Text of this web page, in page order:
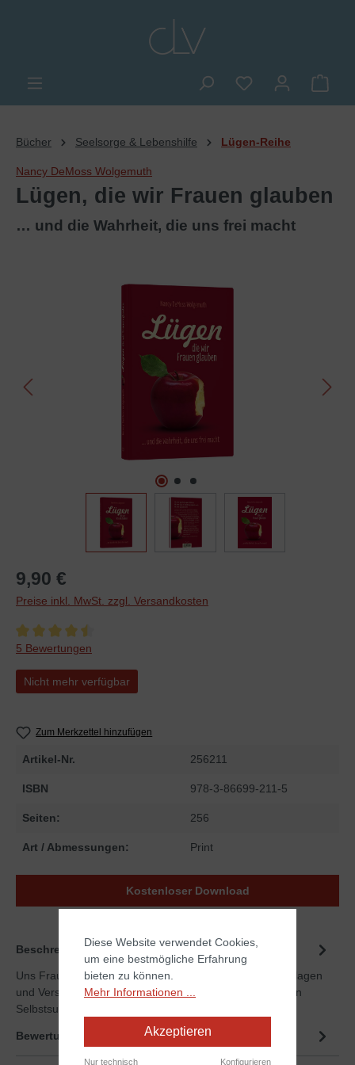
Du hast 0
Bücher Seelsorge & Lebenshilfe Lügen-Reihe
Nancy DeMoss Wolgemuth
Lügen, die wir Frauen glauben
… und die Wahrheit, die uns frei macht
Bildergalerie überspringen
9,90 €
Preise inkl. MwSt. zzgl. Versandkosten
Durchschnittliche Bewertung von 4.6 von 5 Sternen
5 Bewertungen
Nicht mehr verfügbar
Zum Merkzettel hinzufügen
Artikel-Nr. 256211
ISBN 978-3-86699-211-5
Seiten: 256
Art / Abmessungen: Print
Kostenloser Download
Beschreibung
Uns Frauen geht es oft wie Eva. Wir alle erleben Niederlagen
und Versagen, Sorgen und Aufregungen. Wir alle kennen
Selbstsuc…
Bewertungen
Diese Website verwendet Cookies,
um eine bestmögliche Erfahrung
bieten zu können.
Mehr Informationen ...
Akzeptieren
Nur technisch
Konfigurieren